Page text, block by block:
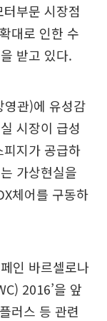
부문 시장점
대로 인한 수
받고 있다.
영관)에 유성감
시장이 급성
지가 공급하
가상현실을
체어를 구동하
인 바르셀로나
2016’을 앞
러스 등 관련